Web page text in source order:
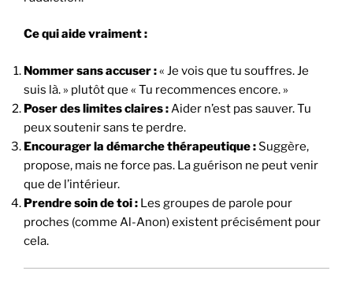
Ce qui aide vraiment :
Nommer sans accuser :« Je vois que tu souffres. Je
suis là. » plutôt que « Tu recommences encore. »
Poser des limites claires :Aider n’est pas sauver. Tu
peux soutenir sans te perdre.
Encourager la démarche thérapeutique :Suggère,
propose, mais ne force pas. La guérison ne peut venir
que de l’intérieur.
Prendre soin de toi : Les groupes de parole pour
proches (comme Al-Anon) existent précisément pour
cela.